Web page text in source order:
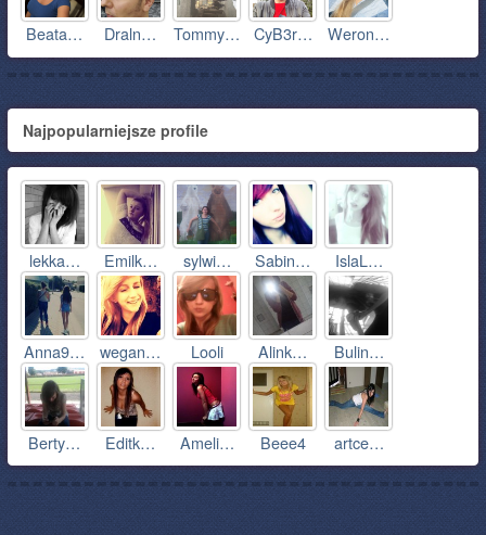
Beata… Draln… Tommy… CyB3r… Weron…
Najpopularniejsze profile
lekka… Emilk… sylwi… Sabin… IslaL…
Anna9… wegan… Looli Alink… Bulin…
Berty… Editk… Ameli… Beee4 artce…